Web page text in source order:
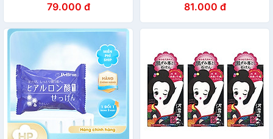
Polyphenol (80 G)
79.000 đ 81.000 đ